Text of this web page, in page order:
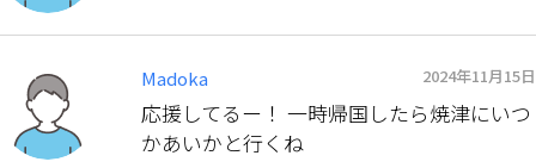
Madoka 2024年11月15日
応援してるー！ 一時帰国したら焼津にいつ
かあいかと行くね